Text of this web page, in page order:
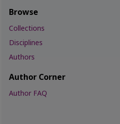
Browse
Collections
Disciplines
Authors
Author Corner
Author FAQ